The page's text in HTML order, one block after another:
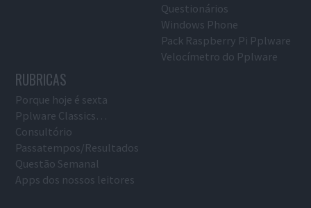
Questionários
Windows Phone
Pack Raspberry Pi Pplware
Velocímetro do Pplware
RUBRICAS
Porque hoje é sexta
Pplware Classics…
Consultório
Passatempos/Resultados
Questão Semanal
Apps dos nossos leitores